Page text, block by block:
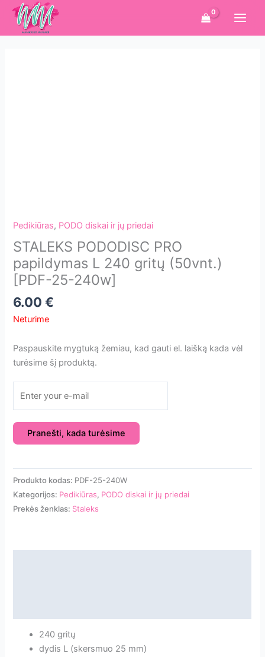
Pereiti
turinio
Pedikiūras, PODO diskai ir jų priedai
STALEKS PODODISC PRO
papildymas L 240 gritų (50vnt.)
[PDF-25-240w]
6.00€
Neturime
Paspauskite mygtuką žemiau, kad gauti el. laišką kada vėl
turėsime šį produktą.
Pranešti, kada turėsime
Produkto kodas: PDF-25-240W
Kategorijos: Pedikiūras, PODO diskai ir jų priedai
Prekės ženklas: Staleks
240 gritų
dydis L (skersmuo 25 mm)